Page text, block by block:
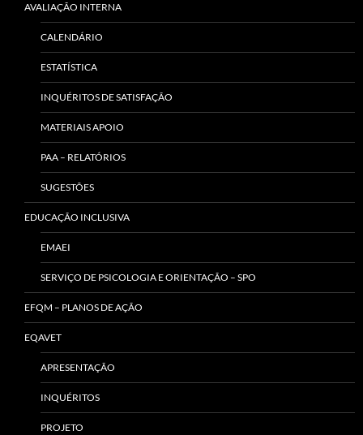
AVALIAÇÃO INTERNA
CALENDÁRIO
ESTATÍSTICA
INQUÉRITOS DE SATISFAÇÃO
MATERIAIS APOIO
PAA – RELATÓRIOS
SUGESTÕES
EDUCAÇÃO INCLUSIVA
EMAEI
SERVIÇO DE PSICOLOGIA E ORIENTAÇÃO – SPO
EFQM – PLANOS DE AÇÃO
EQAVET
APRESENTAÇÃO
INQUÉRITOS
PROJETO